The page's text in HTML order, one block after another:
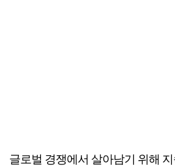
글로벌 경쟁에서 살아남기 위해